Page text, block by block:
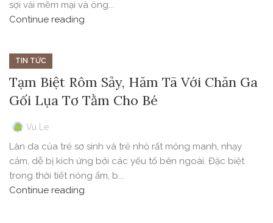
sợi vải mềm mại và óng...
Continue reading
TIN TỨC
Tạm Biệt Rôm Sảy, Hăm Tã Với Chăn Ga
Gối Lụa Tơ Tằm Cho Bé
Vu Le
Làn da của trẻ sơ sinh và trẻ nhỏ rất mỏng manh, nhạy
cảm, dễ bị kích ứng bởi các yếu tố bên ngoài. Đặc biệt
trong thời tiết nóng ẩm, b...
Continue reading